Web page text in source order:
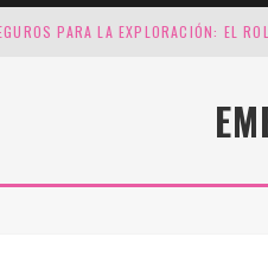
PARA LA EXPLORACIÓN: EL
EL ORGULLO CON CUATRO